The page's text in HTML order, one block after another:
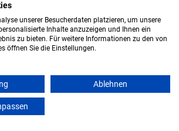
Informatik (B.Sc.) am
- FBSC GmbH
IU Duales Studium (Internationale
unserer Besucherdaten platzieren, um unsere
Inhalte anzuzeigen und Ihnen ein
zu bieten. Für weitere Informationen zu den von
öffnen Sie die Einstellungen.
Ablehnen